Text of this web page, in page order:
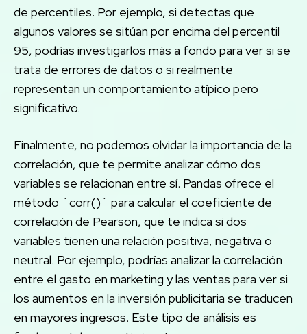
de percentiles. Por ejemplo, si detectas que
algunos valores se sitúan por encima del percentil
95, podrías investigarlos más a fondo para ver si se
trata de errores de datos o si realmente
representan un comportamiento atípico pero
significativo.
Finalmente, no podemos olvidar la importancia de la
correlación, que te permite analizar cómo dos
variables se relacionan entre sí. Pandas ofrece el
método `corr()` para calcular el coeficiente de
correlación de Pearson, que te indica si dos
variables tienen una relación positiva, negativa o
neutral. Por ejemplo, podrías analizar la correlación
entre el gasto en marketing y las ventas para ver si
los aumentos en la inversión publicitaria se traducen
en mayores ingresos. Este tipo de análisis es